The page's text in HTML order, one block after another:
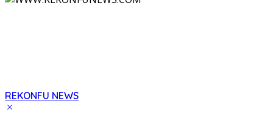
REKONFU NEWS
Tegas,